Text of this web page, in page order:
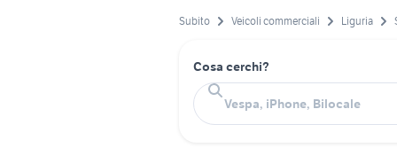
Subito Veicoli commerciali Liguria
Cosa cerchi?